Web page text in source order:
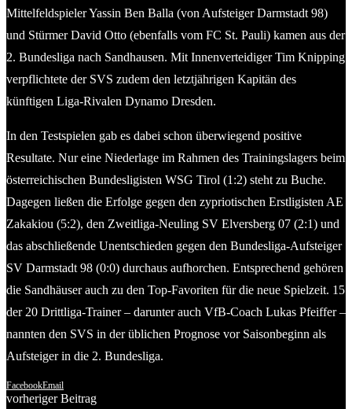
Mittelfeldspieler Yassin Ben Balla (von Aufsteiger Darmstadt 98)
und Stürmer David Otto (ebenfalls vom FC St. Pauli) kamen aus der
2. Bundesliga nach Sandhausen. Mit Innenverteidiger Tim Knipping
verpflichtete der SVS zudem den letztjährigen Kapitän des
künftigen Liga-Rivalen Dynamo Dresden.
In den Testspielen gab es dabei schon überwiegend positive
Resultate. Nur eine Niederlage im Rahmen des Trainingslagers beim
österreichischen Bundesligisten WSG Tirol (1:2) steht zu Buche.
Dagegen ließen die Erfolge gegen den zypriotischen Erstligisten AE
Zakakiou (5:2), den Zweitliga-Neuling SV Elversberg 07 (2:1) und
das abschließende Unentschieden gegen den Bundesliga-Aufsteiger
SV Darmstadt 98 (0:0) durchaus aufhorchen. Entsprechend gehören
die Sandhäuser auch zu den Top-Favoriten für die neue Spielzeit. 15
der 20 Drittliga-Trainer – darunter auch VfB-Coach Lukas Pfeiffer –
nannten den SVS in der üblichen Prognose vor Saisonbeginn als
Aufsteiger in die 2. Bundesliga.
FacebookEmail
vorheriger Beitrag